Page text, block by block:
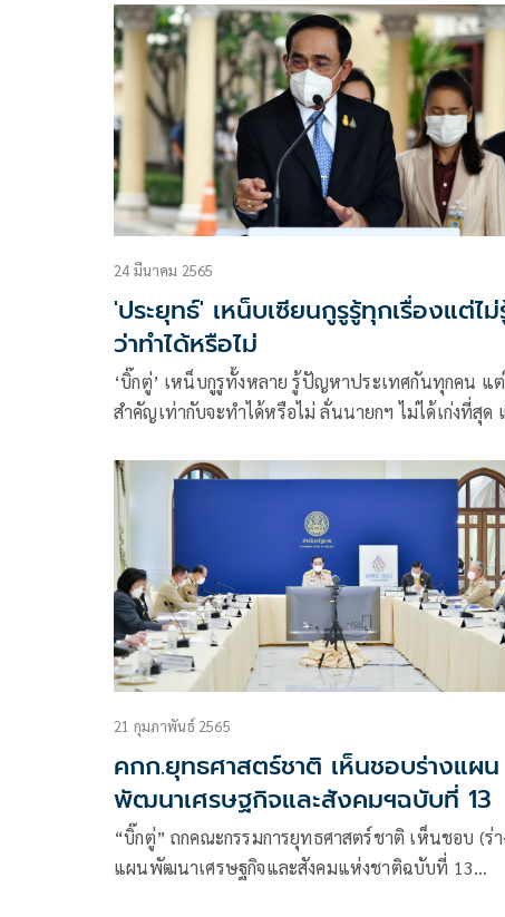
24 มีนาคม 2565
'ประยุทธ์' เหน็บเซียนกูรูรู้ทุกเรื่องแต่ไม่
ว่าทำได้หรือไม่
‘บิ๊กตู่’ เหน็บกูรูทั้งหลาย รู้ปัญหาประเทศกันทุกคน แ
สำคัญเท่ากับจะทำได้หรือไม่ ลั่นนายกฯ ไม่ได้เก่งที่สุด
21 กุมภาพันธ์ 2565
คกก.ยุทธศาสตร์ชาติ เห็นชอบร่างแผน
พัฒนาเศรษฐกิจและสังคมฯฉบับที่ 13
“บิ๊กตู่” ถกคณะกรรมการยุทธศาสตร์ชาติ เห็นชอบ (ร่า
แผนพัฒนาเศรษฐกิจและสังคมแห่งชาติฉบับที่ 13